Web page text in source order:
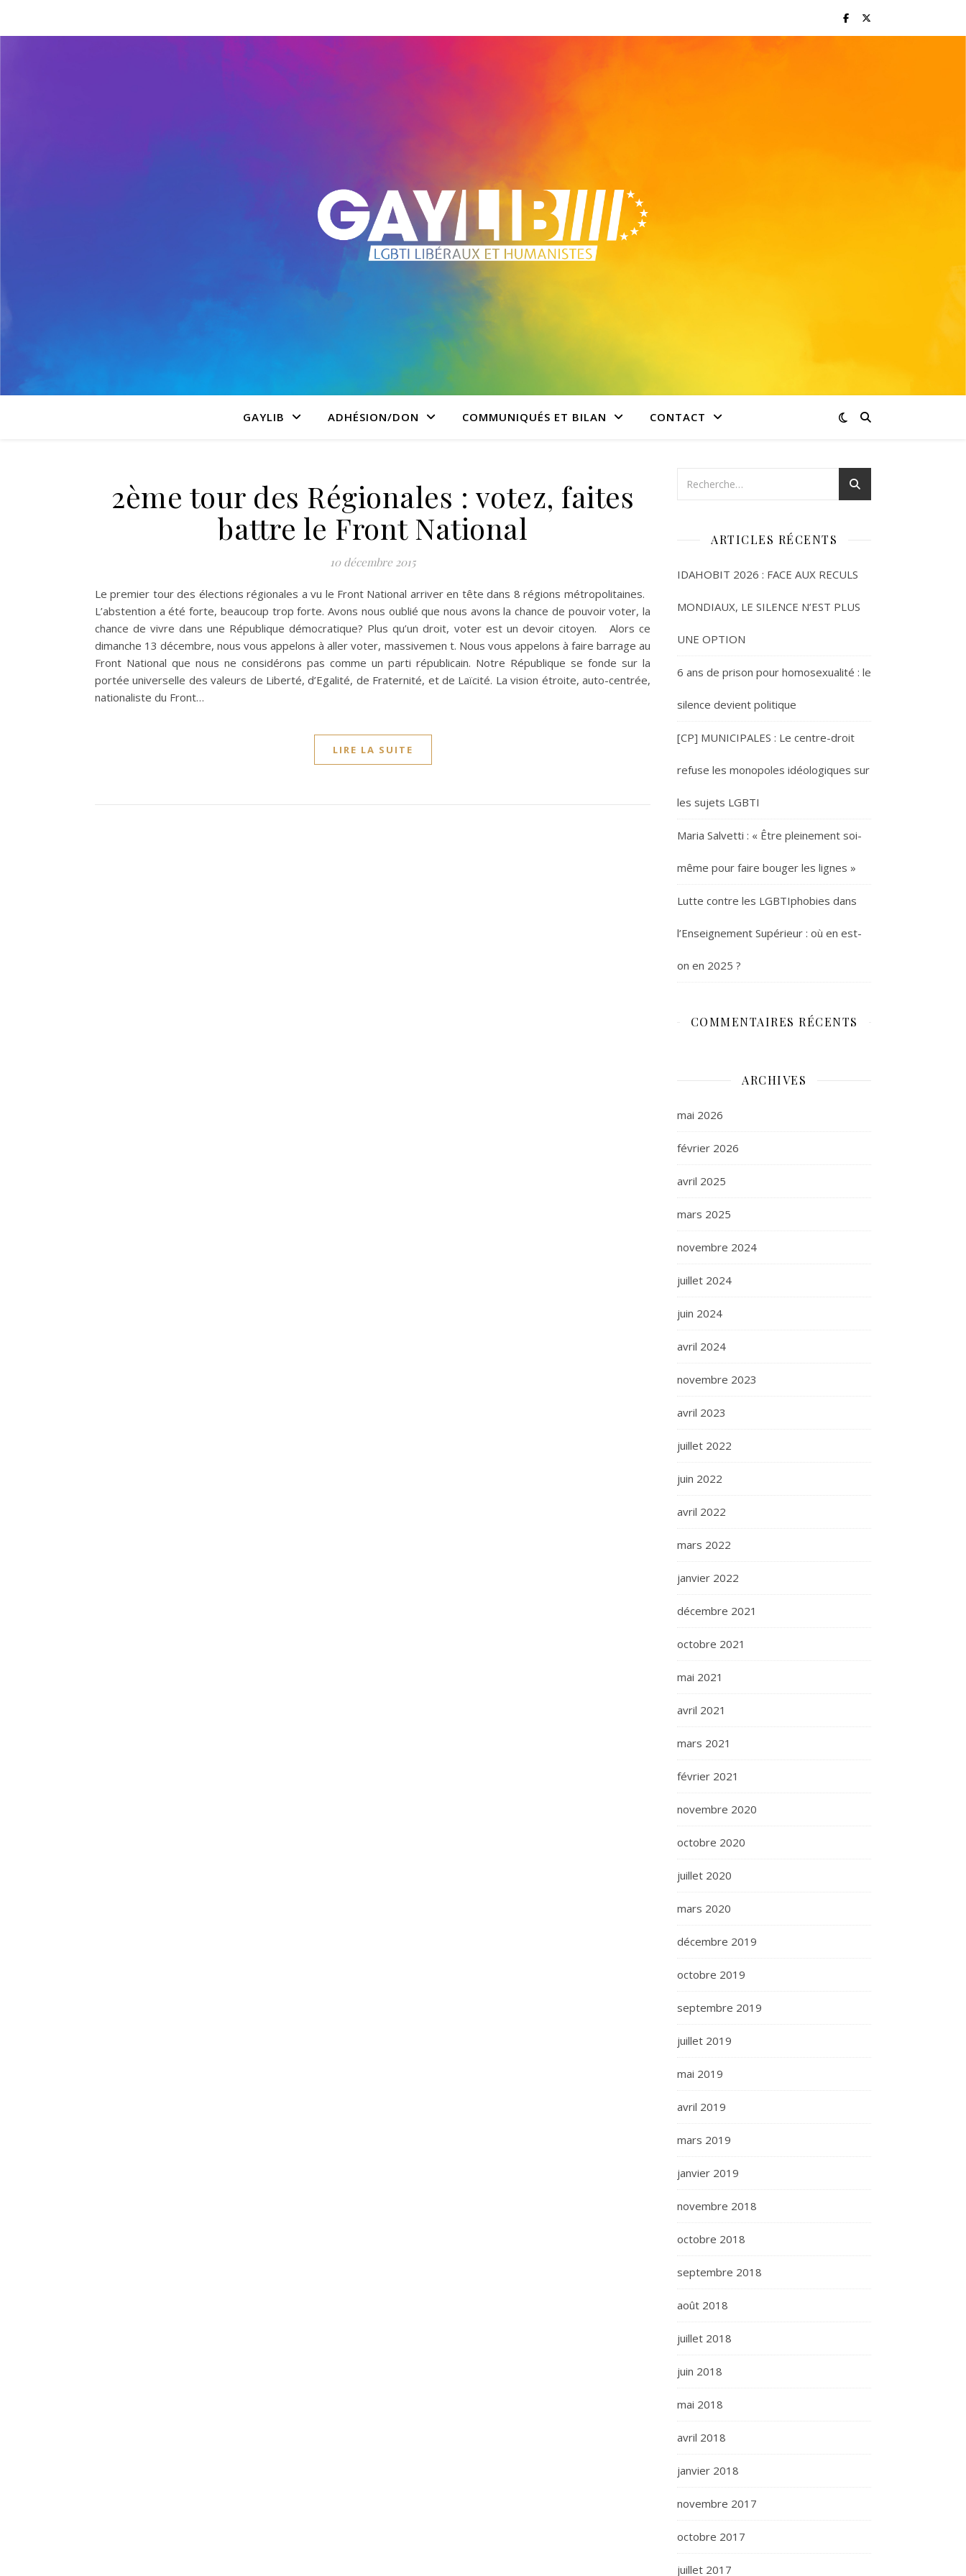
GAYLIB ADHÉSION/DON COMMUNIQUÉS ET BILAN CONTACT
2ème tour des Régionales : votez, faites
battre le Front National
10 décembre 2015
Le premier tour des élections régionales a vu le Front National arriver en tête dans 8 régions métropolitaines.
L’abstention a été forte, beaucoup trop forte. Avons nous oublié que nous avons la chance de pouvoir voter, la
chance de vivre dans une République démocratique? Plus qu’un droit, voter est un devoir citoyen. Alors ce
dimanche 13 décembre, nous vous appelons à aller voter, massivemen t. Nous vous appelons à faire barrage au
Front National que nous ne considérons pas comme un parti républicain. Notre République se fonde sur la
portée universelle des valeurs de Liberté, d’Egalité, de Fraternité, et de Laïcité. La vision étroite, auto-centrée,
nationaliste du Front…
LIRE LA SUITE
ARTICLES RÉCENTS
IDAHOBIT 2026 : FACE AUX RECULS
MONDIAUX, LE SILENCE N’EST PLUS
UNE OPTION
6 ans de prison pour homosexualité : le
silence devient politique
[CP] MUNICIPALES : Le centre-droit
refuse les monopoles idéologiques sur
les sujets LGBTI
Maria Salvetti : « Être pleinement soi-
même pour faire bouger les lignes »
Lutte contre les LGBTIphobies dans
l’Enseignement Supérieur : où en est-
on en 2025 ?
COMMENTAIRES RÉCENTS
ARCHIVES
mai 2026
février 2026
avril 2025
mars 2025
novembre 2024
juillet 2024
juin 2024
avril 2024
novembre 2023
avril 2023
juillet 2022
juin 2022
avril 2022
mars 2022
janvier 2022
décembre 2021
octobre 2021
mai 2021
avril 2021
mars 2021
février 2021
novembre 2020
octobre 2020
juillet 2020
mars 2020
décembre 2019
octobre 2019
septembre 2019
juillet 2019
mai 2019
avril 2019
mars 2019
janvier 2019
novembre 2018
octobre 2018
septembre 2018
août 2018
juillet 2018
juin 2018
mai 2018
avril 2018
janvier 2018
novembre 2017
octobre 2017
juillet 2017